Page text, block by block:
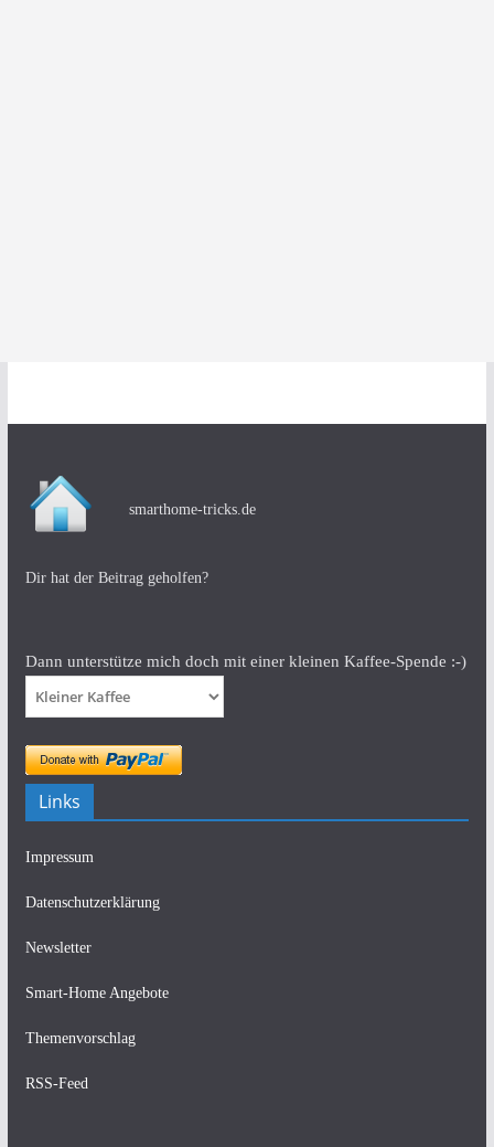
smarthome-tricks.de
Dir hat der Beitrag geholfen?
Dann unterstütze mich doch mit einer kleinen Kaffee-Spende :-)
Links
Impressum
Datenschutzerklärung
Newsletter
Smart-Home Angebote
Themenvorschlag
RSS-Feed